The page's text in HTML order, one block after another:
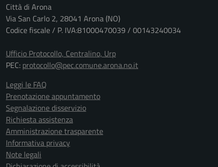
Città di Arona
Via San Carlo 2, 28041 Arona (NO)
Codice fiscale / P. IVA:81000470039 / 00143240034
Ufficio Protocollo, Centralino, Urp
PEC: protocollo@pec.comune.arona.no.it
Leggi le FAQ
Prenotazione appuntamento
Segnalazione disservizio
Richiesta assistenza
Amministrazione trasparente
Informativa privacy
Note legali